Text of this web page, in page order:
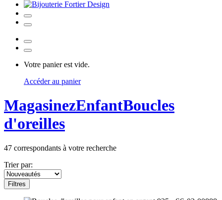
Votre panier est vide.
Accéder au panier
MagasinezEnfantBoucles
d'oreilles
47 correspondants à votre recherche
Trier par:
Filtres